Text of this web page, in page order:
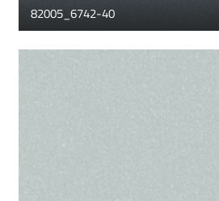
82005_6742-40